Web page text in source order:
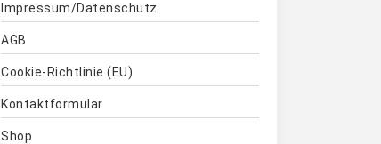
Impressum/Datenschutz
AGB
Cookie-Richtlinie (EU)
Kontaktformular
Shop